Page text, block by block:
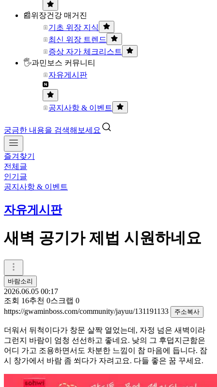
📰위장건강 매거진
기초 위장 지식
최신 위장 트렌드
증상 자가 체크리스트
🖐과민보스 커뮤니티
자유게시판
공지사항 & 이벤트
궁금한 내용을 검색해보세요
즐겨찾기
전체글
인기글
공지사항 & 이벤트
자유게시판
새벽 공기가 제법 시원하네요
바람소리
2026.06.05 00:17
조회 16추천 0스크랩 0
https://gwaminboss.com/community/jayuu/131191133
주소복사
더워서 뒤척이다가 창문 살짝 열었는데, 자정 넘은 새벽이라
그런지 바람이 엄청 선선하고 좋네요. 낮의 그 후덥지근함은
어디 가고 조용하면서도 차분한 느낌이 참 마음에 듭니다. 잠
시 창가에서 바람 좀 쐬다가 자려고요. 다들 좋은 꿈 꾸세요.